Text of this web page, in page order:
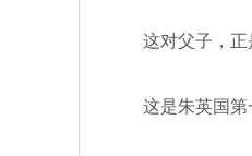
这对父子，正
这是朱英国第